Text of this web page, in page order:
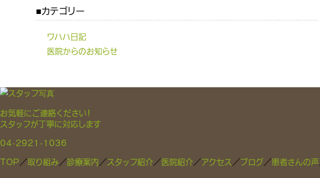
カテゴリー
ワハハ日記
医院からのお知らせ
お気軽にご連絡ください！
スタッフが丁寧に対応します
04-2921-1036
TOP／取り組み／診療案内／スタッフ紹介／医院紹介／アクセス ／ブログ／患者さんの声